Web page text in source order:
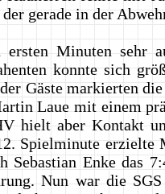
gerade in der
Minuten sehr
konnte sich
Gäste markierten
Laue mit einem
hielt aber Kontakt
Spielminute erzielte
Sebastian Enke das
Nun war die SGS